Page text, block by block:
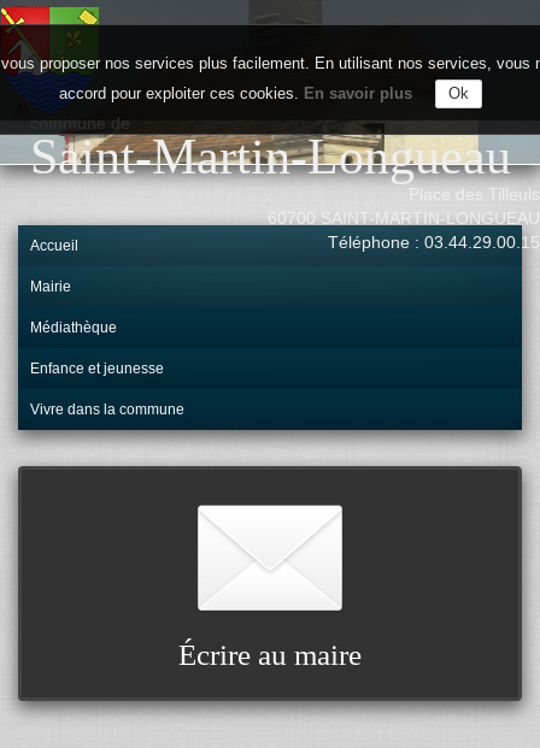
proposer nos services plus facilement. En utilisant nos services, vous
accord pour exploiter ces cookies. En savoir plus Ok
commune de
Saint-Martin-Longueau
Place des Tilleuls
60700 SAINT-MARTIN-LONGUEAU
Téléphone : 03.44.29.00.15
Accueil
Mairie
Médiathèque
Enfance et jeunesse
Vivre dans la commune
Écrire au maire